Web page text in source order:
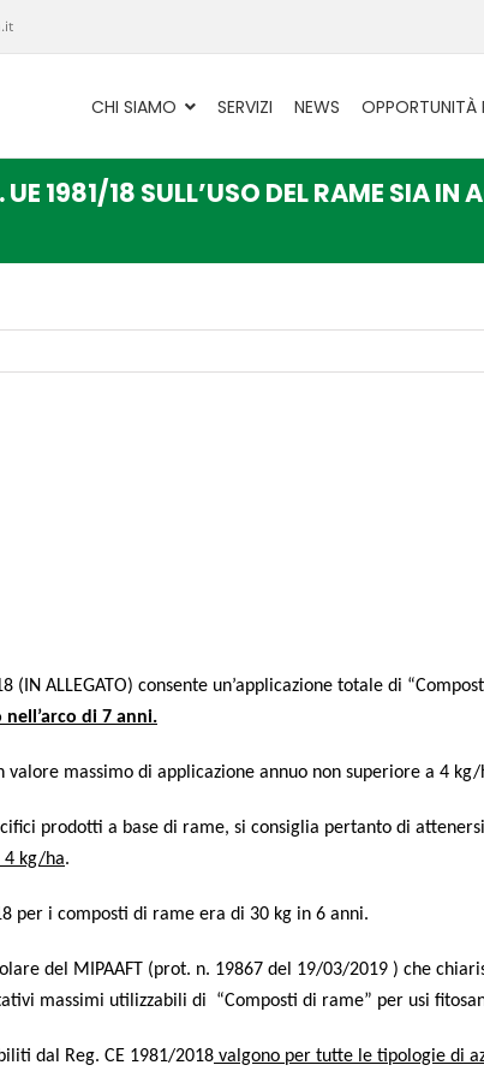
CHI SIAMO SERVIZI NEWS OPPORTUNITÀ
1981/18 SULL’USO DEL RAME SIA
ALLEGATO) con­sen­te un’ap­pli­ca­zio­ne tota­le di
di 7 anni.
mas­si­mo di appli­ca­zio­ne annuo non supe­rio­re a 4
pro­dot­ti a base di rame, si con­si­glia per­tan­to di
4 kg/ha.
per i com­po­sti di rame era di 30 kg in 6 anni.
del MIPAAFT (prot. n. 19867 del 19/03/2019 ) che
mas­si­mi uti­liz­za­bi­li di “Com­po­sti di rame” per usi
dal Reg. CE 1981/2018 val­go­no per tut­te le tipo­lo­gie di